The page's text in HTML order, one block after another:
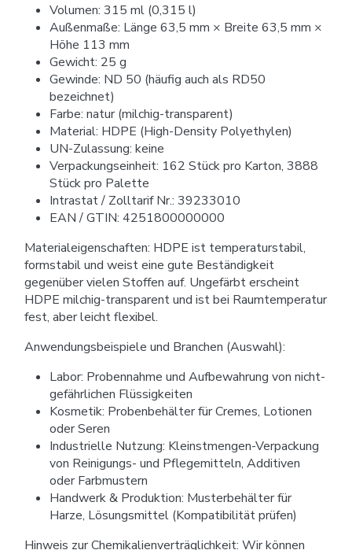
Volumen: 315 ml (0,315 l)
Außenmaße: Länge 63,5 mm × Breite 63,5 mm ×
Höhe 113 mm
Gewicht: 25 g
Gewinde: ND 50 (häufig auch als RD50
bezeichnet)
Farbe: natur (milchig-transparent)
Material: HDPE (High-Density Polyethylen)
UN-Zulassung: keine
Verpackungseinheit: 162 Stück pro Karton, 3888
Stück pro Palette
Intrastat / Zolltarif Nr.: 39233010
EAN / GTIN: 4251800000000
Materialeigenschaften: HDPE ist temperaturstabil,
formstabil und weist eine gute Beständigkeit
gegenüber vielen Stoffen auf. Ungefärbt erscheint
HDPE milchig-transparent und ist bei Raumtemperatur
fest, aber leicht flexibel.
Anwendungsbeispiele und Branchen (Auswahl):
Labor: Probennahme und Aufbewahrung von nicht-
gefährlichen Flüssigkeiten
Kosmetik: Probenbehälter für Cremes, Lotionen
oder Seren
Industrielle Nutzung: Kleinstmengen-Verpackung
von Reinigungs- und Pflegemitteln, Additiven
oder Farbmustern
Handwerk & Produktion: Musterbehälter für
Harze, Lösungsmittel (Kompatibilität prüfen)
Hinweis zur Chemikalienverträglichkeit: Wir können